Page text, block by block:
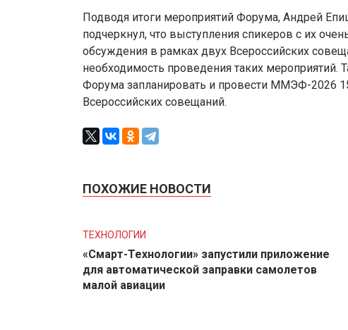
Подводя итоги мероприятий Форума, Андрей
подчеркнул, что выступления спикеров с их
обсуждения в рамках двух Всероссийских
необходимость проведения таких
Форума запланировать и провести ММЭФ-2026
Всероссийских совещаний.
ПОХОЖИЕ НОВОСТИ
ТЕХНОЛОГИИ
«Смарт-Технологии» запустили приложение
для автоматической заправки самолетов
малой авиации